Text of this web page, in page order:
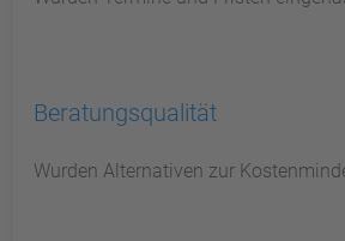
Beratungsqualität
Wurden Alternativen zur